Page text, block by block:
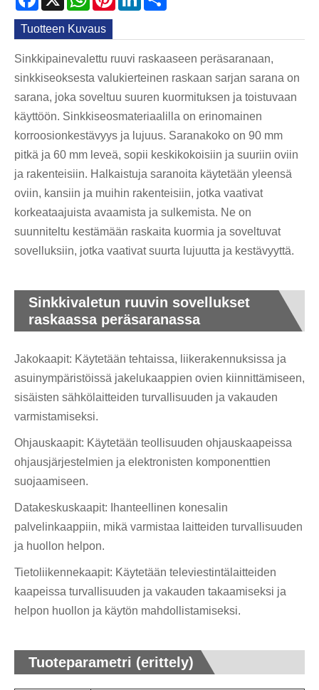
Tuotteen Kuvaus
Sinkkipainevalettu ruuvi raskaaseen peräsaranaan,
sinkkiseoksesta valukierteinen raskaan sarjan sarana on
sarana, joka soveltuu suuren kuormituksen ja toistuvaan
käyttöön. Sinkkiseosmateriaalilla on erinomainen
korroosionkestävyys ja lujuus. Saranakoko on 90 mm
pitkä ja 60 mm leveä, sopii keskikokoisiin ja suuriin oviin
ja rakenteisiin. Halkaistuja saranoita käytetään yleensä
oviin, kansiin ja muihin rakenteisiin, jotka vaativat
korkeataajuista avaamista ja sulkemista. Ne on
suunniteltu kestämään raskaita kuormia ja soveltuvat
sovelluksiin, jotka vaativat suurta lujuutta ja kestävyyttä.
Sinkkivaletun ruuvin sovellukset
raskaassa peräsaranassa
Jakokaapit: Käytetään tehtaissa, liikerakennuksissa ja
asuinympäristöissä jakelukaappien ovien kiinnittämiseen,
sisäisten sähkölaitteiden turvallisuuden ja vakauden
varmistamiseksi.
Ohjauskaapit: Käytetään teollisuuden ohjauskaapeissa
ohjausjärjestelmien ja elektronisten komponenttien
suojaamiseen.
Datakeskuskaapit: Ihanteellinen konesalin
palvelinkaappiin, mikä varmistaa laitteiden turvallisuuden
ja huollon helpon.
Tietoliikennekaapit: Käytetään televiestintälaitteiden
kaapeissa turvallisuuden ja vakauden takaamiseksi ja
helpon huollon ja käytön mahdollistamiseksi.
Tuoteparametri (erittely)